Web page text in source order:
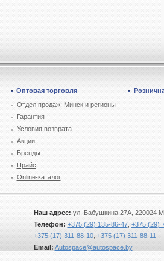
Оптовая торговля
Отдел продаж: Минск и регионы
Гарантия
Условия возврата
Акции
Бренды
Прайс
Online-каталог
Наш адрес: ул. Бабушкина 27А, 220024
Телефон: +375 (29) 135-86-47, +375 (29)
+375 (17) 311-88-10, +375 (17) 311-88-11
Email: Autospace@autospace.by